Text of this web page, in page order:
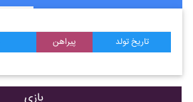
پیراهن تاریخ تولد
بازی